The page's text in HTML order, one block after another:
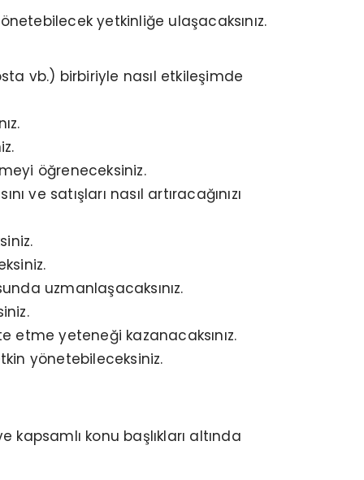
yetkinliğe ulaşacaksınız.
vb.) birbiriyle nasıl etkileşimde
öğreneceksiniz.
ve satışları nasıl artıracağınızı
uzmanlaşacaksınız.
yeteneği kazanacaksınız.
yönetebileceksiniz.
konu başlıkları altında